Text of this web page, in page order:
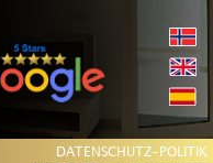
DATENSCHUTZ-POLITIK